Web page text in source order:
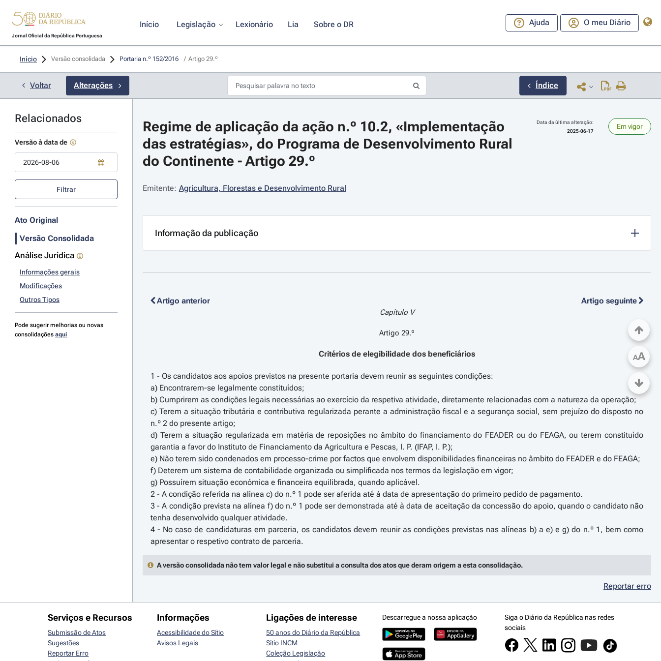
Jornal Oficial da República Portuguesa
Início Legislação Lexionário Lia Sobre o DR Ajuda O meu Diário
Início Versão consolidada Portaria n.º 152/2016 / Artigo 29.º
Voltar Alterações Índice
Relacionados
Versão à data de
Filtrar
Ato Original
Versão Consolidada
Análise Jurídica
Informações gerais
Modificações
Outros Tipos
Pode sugerir melhorias ou novas
consolidações aqui
Regime de aplicação da ação n.º 10.2, «Implementação
das estratégias», do Programa de Desenvolvimento Rural
do Continente - Artigo 29.º
Data da última alteração:
2025-06-17
Em vigor
Emitente: Agricultura, Florestas e Desenvolvimento Rural
Informação da publicação
Artigo anterior Artigo seguinte
Capítulo V
Artigo 29.º
Critérios de elegibilidade dos beneficiários
1 - Os candidatos aos apoios previstos na presente portaria devem reunir as seguintes condições:
a) Encontrarem-se legalmente constituídos;
b) Cumprirem as condições legais necessárias ao exercício da respetiva atividade, diretamente relacionadas com a natureza da operação;
c) Terem a situação tributária e contributiva regularizada perante a administração fiscal e a segurança social, sem prejuízo do disposto no
n.º 2 do presente artigo;
d) Terem a situação regularizada em matéria de reposições no âmbito do financiamento do FEADER ou do FEAGA, ou terem constituído
garantia a favor do Instituto de Financiamento da Agricultura e Pescas, I. P. (IFAP, I. P.);
e) Não terem sido condenados em processo-crime por factos que envolvem disponibilidades financeiras no âmbito do FEADER e do FEAGA;
f) Deterem um sistema de contabilidade organizada ou simplificada nos termos da legislação em vigor;
g) Possuírem situação económica e financeira equilibrada, quando aplicável.
2 - A condição referida na alínea c) do n.º 1 pode ser aferida até à data de apresentação do primeiro pedido de pagamento.
3 - A condição prevista na alínea f) do n.º 1 pode ser demonstrada até à data de aceitação da concessão do apoio, quando o candidato não
tenha desenvolvido qualquer atividade.
4 - No caso de candidaturas em parceria, os candidatos devem reunir as condições previstas nas alíneas b) a e) e g) do n.º 1, bem como
A versão consolidada não tem valor legal e não substitui a consulta dos atos que deram origem a esta consolidação.
Reportar erro
AA
Serviços e Recursos
Submissão de Atos
Sugestões
Reportar Erro
Informações
Acessibilidade do Sítio
Avisos Legais
Ligações de interesse
50 anos do Diário da República
Sítio INCM
Coleção Legislação
Descarregue a nossa aplicação
Siga o Diário da República nas redes
sociais